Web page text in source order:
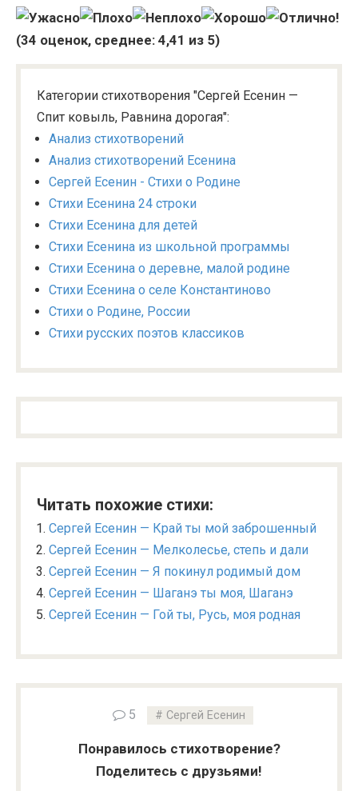
(34 оценок, среднее: 4,41 из 5)
Категории стихотворения "Сергей Есенин —
Спит ковыль, Равнина дорогая":
Анализ стихотворений
Анализ стихотворений Есенина
Сергей Есенин - Стихи о Родине
Стихи Есенина 24 строки
Стихи Есенина для детей
Стихи Есенина из школьной программы
Стихи Есенина о деревне, малой родине
Стихи Есенина о селе Константиново
Стихи о Родине, России
Стихи русских поэтов классиков
Читать похожие стихи:
Сергей Есенин — Край ты мой заброшенный
Сергей Есенин — Мелколесье, степь и дали
Сергей Есенин — Я покинул родимый дом
Сергей Есенин — Шаганэ ты моя, Шаганэ
Сергей Есенин — Гой ты, Русь, моя родная
5 Сергей Есенин
Понравилось стихотворение?
Поделитесь с друзьями!